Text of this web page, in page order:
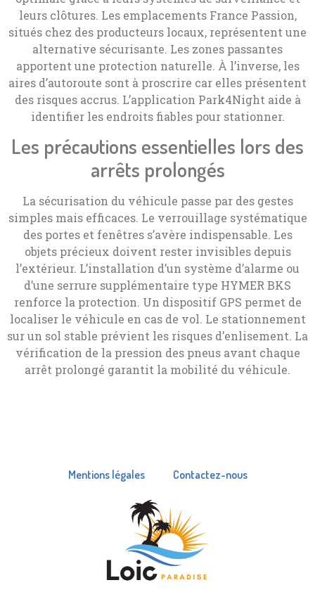
leurs clôtures. Les emplacements France Passion,
situés chez des producteurs locaux, représentent une
alternative sécurisante. Les zones passantes
apportent une protection naturelle. À l’inverse, les
aires d’autoroute sont à proscrire car elles présentent
des risques accrus. L’application Park4Night aide à
identifier les endroits fiables pour stationner.
Les précautions essentielles lors des
arrêts prolongés
La sécurisation du véhicule passe par des gestes
simples mais efficaces. Le verrouillage systématique
des portes et fenêtres s’avère indispensable. Les
objets précieux doivent rester invisibles depuis
l’extérieur. L’installation d’un système d’alarme ou
d’une serrure supplémentaire type HYMER BKS
renforce la protection. Un dispositif GPS permet de
localiser le véhicule en cas de vol. Le stationnement
sur un sol stable prévient les risques d’enlisement. La
vérification de la pression des pneus avant chaque
arrêt prolongé garantit la mobilité du véhicule.
Mentions légales Contactez-nous